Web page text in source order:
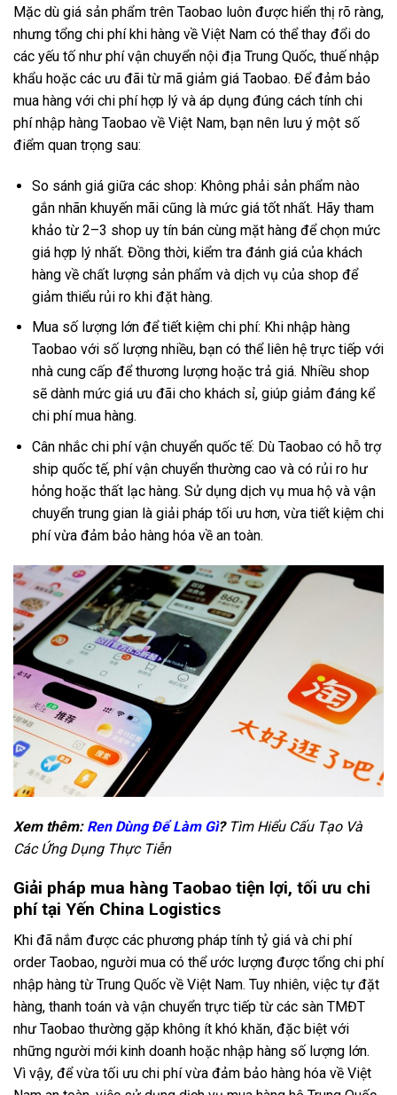
Mặc dù giá sản phẩm trên Taobao luôn được hiển thị rõ ràng,
nhưng tổng chi phí khi hàng về Việt Nam có thể thay đổi do
các yếu tố như phí vận chuyển nội địa Trung Quốc, thuế nhập
khẩu hoặc các ưu đãi từ mã giảm giá Taobao. Để đảm bảo
mua hàng với chi phí hợp lý và áp dụng đúng cách tính chi
phí nhập hàng Taobao về Việt Nam, bạn nên lưu ý một số
điểm quan trọng sau:
So sánh giá giữa các shop: Không phải sản phẩm nào
gắn nhãn khuyến mãi cũng là mức giá tốt nhất. Hãy tham
khảo từ 2–3 shop uy tín bán cùng mặt hàng để chọn mức
giá hợp lý nhất. Đồng thời, kiểm tra đánh giá của khách
hàng về chất lượng sản phẩm và dịch vụ của shop để
giảm thiểu rủi ro khi đặt hàng.
Mua số lượng lớn để tiết kiệm chi phí: Khi nhập hàng
Taobao với số lượng nhiều, bạn có thể liên hệ trực tiếp với
nhà cung cấp để thương lượng hoặc trả giá. Nhiều shop
sẽ dành mức giá ưu đãi cho khách sỉ, giúp giảm đáng kể
chi phí mua hàng.
Cân nhắc chi phí vận chuyển quốc tế: Dù Taobao có hỗ trợ
ship quốc tế, phí vận chuyển thường cao và có rủi ro hư
hỏng hoặc thất lạc hàng. Sử dụng dịch vụ mua hộ và vận
chuyển trung gian là giải pháp tối ưu hơn, vừa tiết kiệm chi
phí vừa đảm bảo hàng hóa về an toàn.
Xem thêm: Ren Dùng Để Làm Gì?Tìm Hiểu Cấu Tạo Và
Các Ứng Dụng Thực Tiễn
Giải pháp mua hàng Taobao tiện lợi, tối ưu chi
phí tại Yến China Logistics
Khi đã nắm được các phương pháp tính tỷ giá và chi phí
order Taobao, người mua có thể ước lượng được tổng chi phí
nhập hàng từ Trung Quốc về Việt Nam. Tuy nhiên, việc tự đặt
hàng, thanh toán và vận chuyển trực tiếp từ các sàn TMĐT
như Taobao thường gặp không ít khó khăn, đặc biệt với
những người mới kinh doanh hoặc nhập hàng số lượng lớn.
Vì vậy, để vừa tối ưu chi phí vừa đảm bảo hàng hóa về Việt